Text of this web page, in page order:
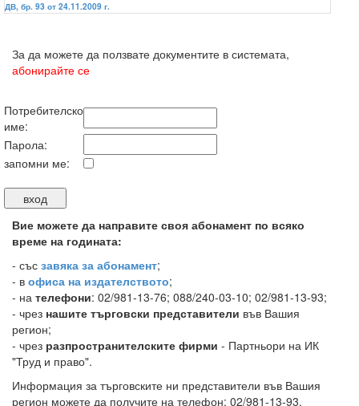
ДВ, бр. 93 от 24.11.2009 г.
За да можете да ползвате документите в системата,
абонирайте се
Потребителско
име:
Парола:
запомни ме:
Вие можете да направите своя абонамент по всяко
време на годината:
- със завяка за абонамент;
- в офиса на издателството;
- на телефони: 02/981-13-76; 088/240-03-10; 02/981-13-93;
- чрез нашите търговски представители във Вашия
регион;
- чрез разпространителските фирми - Партньори на ИК
"Труд и право".
Информация за търговските ни представители във Вашия
регион можете да получите на телефон: 02/981-13-93.